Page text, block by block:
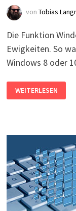
von Tobias
Die Funktion
Ewigkeiten. So
Windows 8 oder
WINDOWS
SERVER
UPGRADEN
WEITERLESEN